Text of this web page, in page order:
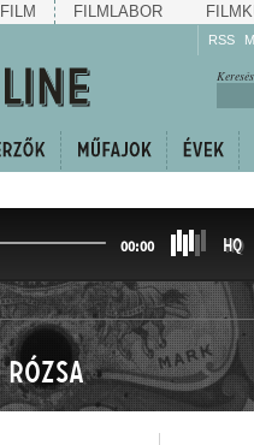
FILMLABOR
RSS
00:00 HQ
rózsa